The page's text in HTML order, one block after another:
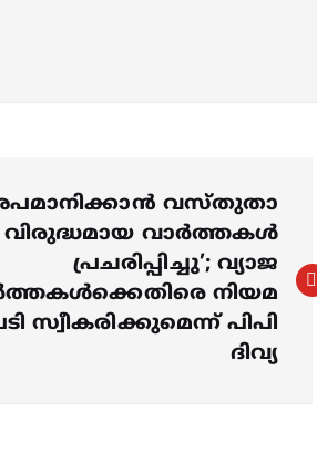
വസ്തുതാ
വിരുദ്ധമായ വാർത്തകൾ
പ്രചരിപ്പിച്ചു’; വ്യാജ
നിയമ
സ്വീകരിക്കുമെന്ന് പിപി
ദിവ്യ